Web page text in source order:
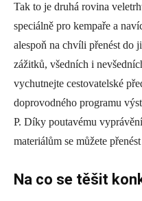
Tak to je druhá rovina
speciálně pro kempaře a
alespoň na chvíli přenést do
zážitků, všedních i
vychutnejte cestovatelské
doprovodného programu
P. Díky poutavému
materiálům se můžete
Na co se těšit